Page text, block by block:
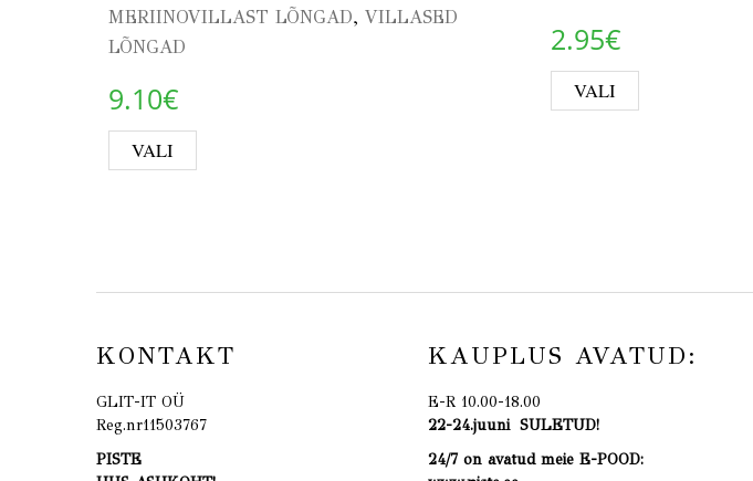
MERIINOVILLAST LÕNGAD, VILLASED
LÕNGAD
9.10€
VALI
2.95€
VALI This
KONTAKT
GLIT-IT OÜ
Reg.nr11503767
PISTE
KAUPLUS AVATUD:
E-R 10.00-18.00
22-24.juuni SULETUD!
24/7 on avatud meie E-POOD: